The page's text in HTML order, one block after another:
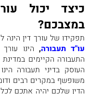
כיצד יכול
במצבכם?
תפקידו של עורך דין
עו"ד תעבורה, הינו
התעבורה הקיימים במדינת
העוסק בדיני תעבורה
משופשף במקרים רבים
הדין שלכם יהיה אתכם לכל